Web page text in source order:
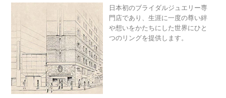
日本初のブライダルジュエリー専
門店であり、生涯に一度の尊い絆
や想いをかたちにした世界にひと
つのリングを提供します。